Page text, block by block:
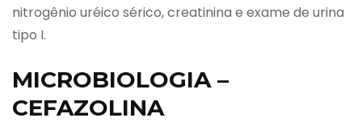
nitrogênio uréico sérico, creatinina e exame de urina
tipo I.
MICROBIOLOGIA –
CEFAZOLINA